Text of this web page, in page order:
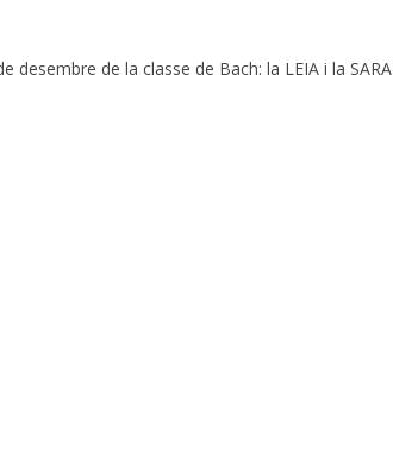
de la classe de Bach: la LEIA i la SARA